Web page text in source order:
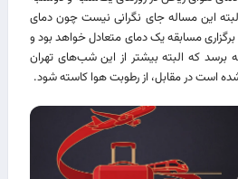
البته این مساله جای نگرانی نیست چون دمای
مسابقه یک دمای متعادل خواهد بود و
می‌شود به ۲۳ درجه برسد که البته بیشتر از این شب‌های تهران
است در مقابل، از رطوبت هوا کاسته شود.